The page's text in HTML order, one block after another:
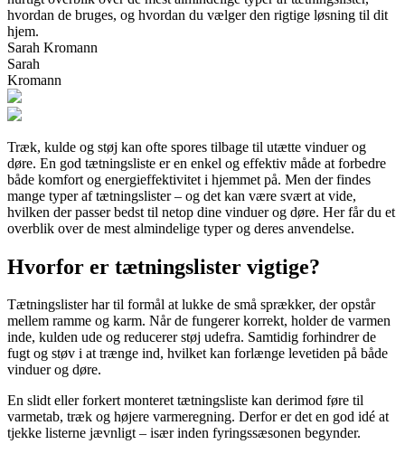
hvordan de bruges, og hvordan du vælger den rigtige løsning til dit
hjem.
Sarah Kromann
Sarah
Kromann
Træk, kulde og støj kan ofte spores tilbage til utætte vinduer og
døre. En god tætningsliste er en enkel og effektiv måde at forbedre
både komfort og energieffektivitet i hjemmet på. Men der findes
mange typer af tætningslister – og det kan være svært at vide,
hvilken der passer bedst til netop dine vinduer og døre. Her får du et
overblik over de mest almindelige typer og deres anvendelse.
Hvorfor er tætningslister vigtige?
Tætningslister har til formål at lukke de små sprækker, der opstår
mellem ramme og karm. Når de fungerer korrekt, holder de varmen
inde, kulden ude og reducerer støj udefra. Samtidig forhindrer de
fugt og støv i at trænge ind, hvilket kan forlænge levetiden på både
vinduer og døre.
En slidt eller forkert monteret tætningsliste kan derimod føre til
varmetab, træk og højere varmeregning. Derfor er det en god idé at
tjekke listerne jævnligt – især inden fyringssæsonen begynder.